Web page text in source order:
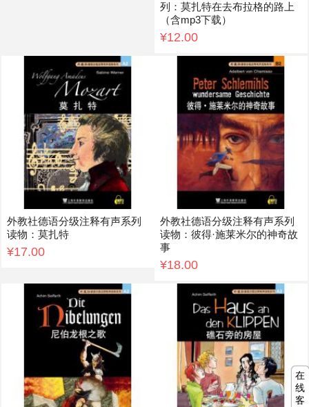
列：莫扎特在去布拉格的路上
（含mp3下载）
¥12.00
外教社德语分级注释有声系列
读物：莫扎特
¥17.00
外教社德语分级注释有声系列
读物：彼得·施莱米尔的神奇故
事
¥18.00
在
线
客